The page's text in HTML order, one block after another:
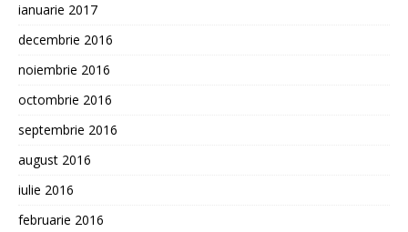
ianuarie 2017
decembrie 2016
noiembrie 2016
octombrie 2016
septembrie 2016
august 2016
iulie 2016
februarie 2016